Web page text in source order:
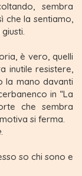
sembra
che la sentiamo,
è vero, quelli
inutile resistere,
la mano davanti
in “La
che sembra
si ferma.
.
so chi sono e